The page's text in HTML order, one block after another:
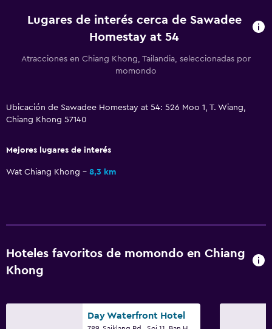
Lugares de interés cerca de Sawadee
Homestay at 54
Atracciones en Chiang Khong, Tailandia, seleccionadas por
momondo
Ubicación de Sawadee Homestay at 54: 526 Moo 1, T. Wiang,
Chiang Khong 57140
Mejores lugares de interés
Wat Chiang Khong 8,3 km
Hoteles favoritos de momondo en Chiang
Khong
Day Waterfront Hotel